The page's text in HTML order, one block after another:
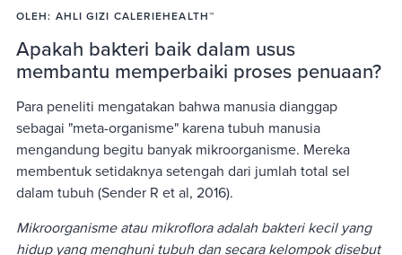
OLEH: AHLI GIZI CALERIEHEALTH™
Apakah bakteri baik dalam usus
membantu memperbaiki proses penuaan?
Para peneliti mengatakan bahwa manusia dianggap
sebagai "meta-organisme" karena tubuh manusia
mengandung begitu banyak mikroorganisme. Mereka
membentuk setidaknya setengah dari jumlah total sel
dalam tubuh (Sender R et al, 2016).
Mikroorganisme atau mikroflora adalah bakteri kecil yang
hidup yang menghuni tubuh dan secara kelompok disebut